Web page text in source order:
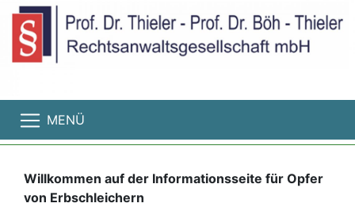
MENÜ
Willkommen auf der Informationsseite für Opfer
von Erbschleichern